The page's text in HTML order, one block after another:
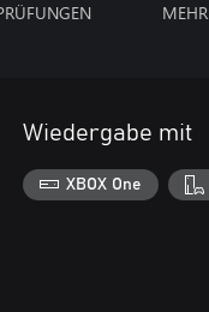
MEHR
Wiedergabe mit
XBOX One